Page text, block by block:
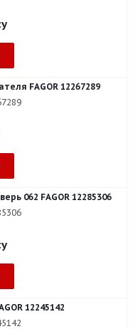
FAGOR 12267289
062 FAGOR 12285306
12245142